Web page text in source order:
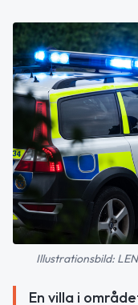
Illustrationsbild:
En villa i